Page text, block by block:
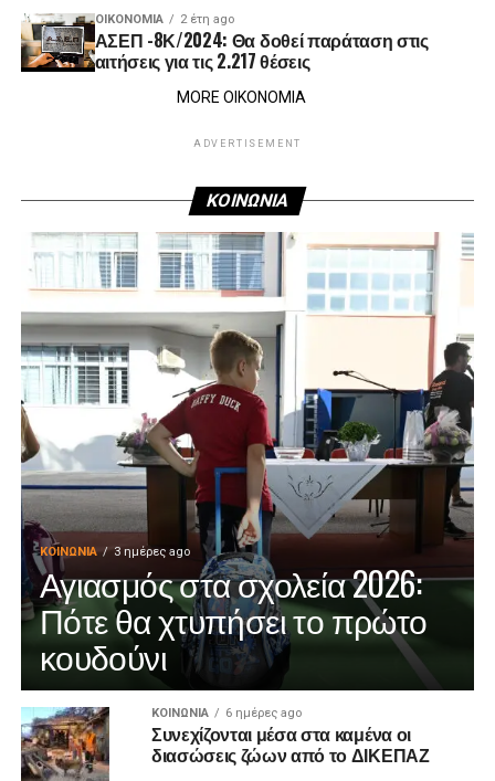
ΟΙΚΟΝΟΜΊΑ 2 έτη ago
ΑΣΕΠ -8Κ/2024: Θα δοθεί παράταση στις
αιτήσεις για τις 2.217 θέσεις
MORE ΟΙΚΟΝΟΜΙΑ
ADVERTISEMENT
ΚΟΙΝΩΝΙΑ
ΚΟΙΝΩΝΊΑ 3 ημέρες ago
Αγιασμός στα σχολεία 2026:
Πότε θα χτυπήσει το πρώτο
κουδούνι
ΚΟΙΝΩΝΊΑ 6 ημέρες ago
Συνεχίζονται μέσα στα καμένα οι
διασώσεις ζώων από το ΔΙΚΕΠΑΖ